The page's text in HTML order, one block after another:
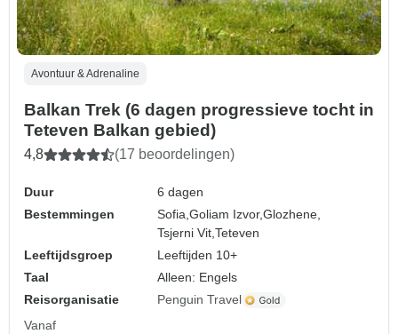
Avontuur & Adrenaline
Balkan Trek (6 dagen progressieve tocht in
Teteven Balkan gebied)
4,8 (17 beoordelingen)
Duur
6 dagen
Bestemmingen
Sofia,Goliam Izvor,Glozhene,
Tsjerni Vit,Teteven
Leeftijdsgroep
Leeftijden 10+
Taal
Alleen: Engels
Reisorganisatie
Penguin Travel
Vanaf